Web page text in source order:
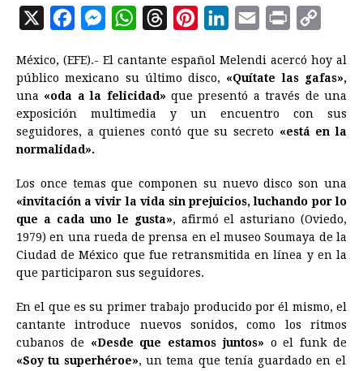
X
c
e
b
o
k
M
s
s
e
n
e
W
a
t
s
A
p
r
e
a
d
n
t
e
r
s
n
k
e
d
n
a
l
i
n
t
p
y
L
i
k
México, (EFE).- El cantante español Melendi acercó hoy al
público mexicano su último disco, «Quítate las gafas»,
una «oda a la felicidad» que presentó a través de una
exposición multimedia y un encuentro con sus
seguidores, a quienes contó que su secreto «está en la
normalidad».
Los once temas que componen su nuevo disco son una
«invitación a vivir la vida sin prejuicios, luchando por lo
que a cada uno le gusta», afirmó el asturiano (Oviedo,
1979) en una rueda de prensa en el museo Soumaya de la
Ciudad de México que fue retransmitida en línea y en la
que participaron sus seguidores.
En el que es su primer trabajo producido por él mismo, el
cantante introduce nuevos sonidos, como los ritmos
cubanos de «Desde que estamos juntos» o el funk de
«Soy tu superhéroe», un tema que tenía guardado en el